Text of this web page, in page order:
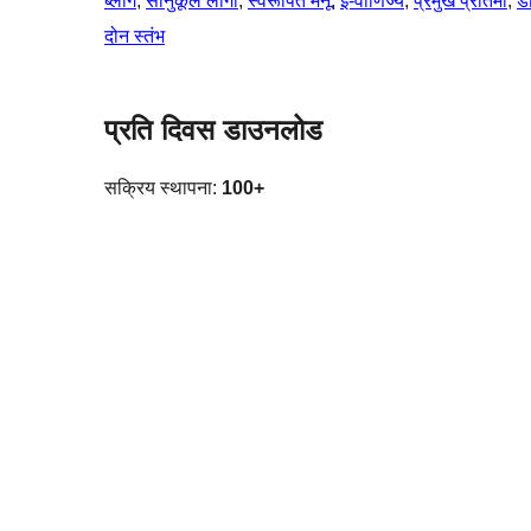
दोन स्तंभ
प्रति दिवस डाउनलोड
सक्रिय स्थापना: 100+